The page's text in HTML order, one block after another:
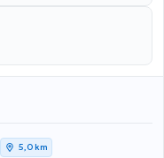
5,0 km